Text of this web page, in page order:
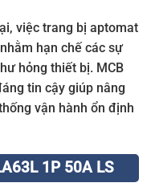
việc trang bị aptomat
hạn chế các sự
hỏng thiết bị. MCB
tin cậy giúp nâng
vận hành ổn định
1P 50A LS